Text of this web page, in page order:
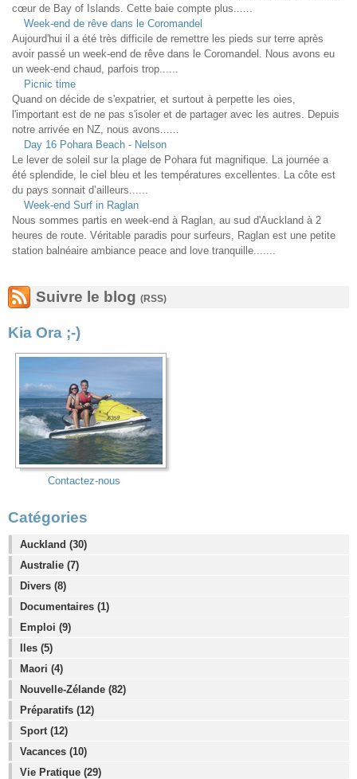
Suivre le blog (RSS)
Kia Ora ;-)
Contactez-nous
Catégories
Auckland (30)
Australie (7)
Divers (8)
Documentaires (1)
Emploi (9)
Iles (5)
Maori (4)
Nouvelle-Zélande (82)
Préparatifs (12)
Sport (12)
Vacances (10)
Vie Pratique (29)
cœur de Bay of Islands. Cette baie compte plus......
Week-end de rêve dans le Coromandel
Aujourd'hui il a été très difficile de remettre les pieds sur terre après
avoir passé un week-end de rêve dans le Coromandel. Nous avons eu
un week-end chaud, parfois trop......
Picnic time
Quand on décide de s'expatrier, et surtout à perpette les oies,
l'important est de ne pas s'isoler et de partager avec les autres. Depuis
notre arrivée en NZ, nous avons......
Day 16 Pohara Beach - Nelson
Le lever de soleil sur la plage de Pohara fut magnifique. La journée a
été splendide, le ciel bleu et les températures excellentes. La côte est
du pays sonnait d’ailleurs......
Week-end Surf in Raglan
Nous sommes partis en week-end à Raglan, au sud d'Auckland à 2
heures de route. Véritable paradis pour surfeurs, Raglan est une petite
station balnéaire ambiance peace and love tranquille.......